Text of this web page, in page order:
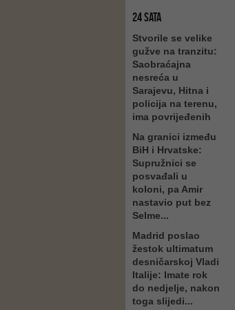
24 SATA
Stvorile se velike
gužve na tranzitu:
Saobraćajna
nesreća u
Sarajevu, Hitna i
policija na terenu,
ima povrijeđenih
Na granici između
BiH i Hrvatske:
Supružnici se
posvađali u
koloni, pa Amir
nastavio put bez
Selme...
Madrid poslao
žestok ultimatum
desničarskoj Vladi
Italije: Imate rok
do nedjelje, nakon
toga slijedi...